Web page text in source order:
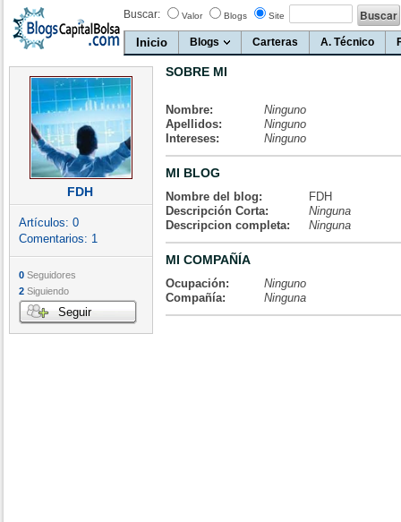
Buscar: Valor Blogs Site
Inicio Blogs Carteras A. Técnico
FDH
Artículos: 0
Comentarios: 1
0 Seguidores
2 Siguiendo
Seguir
SOBRE MI
Nombre:
Ninguno
Apellidos:
Ninguno
Intereses:
Ninguno
MI BLOG
Nombre del blog:
FDH
Descripción Corta:
Ninguna
Descripcion completa:
Ninguna
MI COMPAÑÍA
Ocupación:
Ninguno
Compañía:
Ninguna